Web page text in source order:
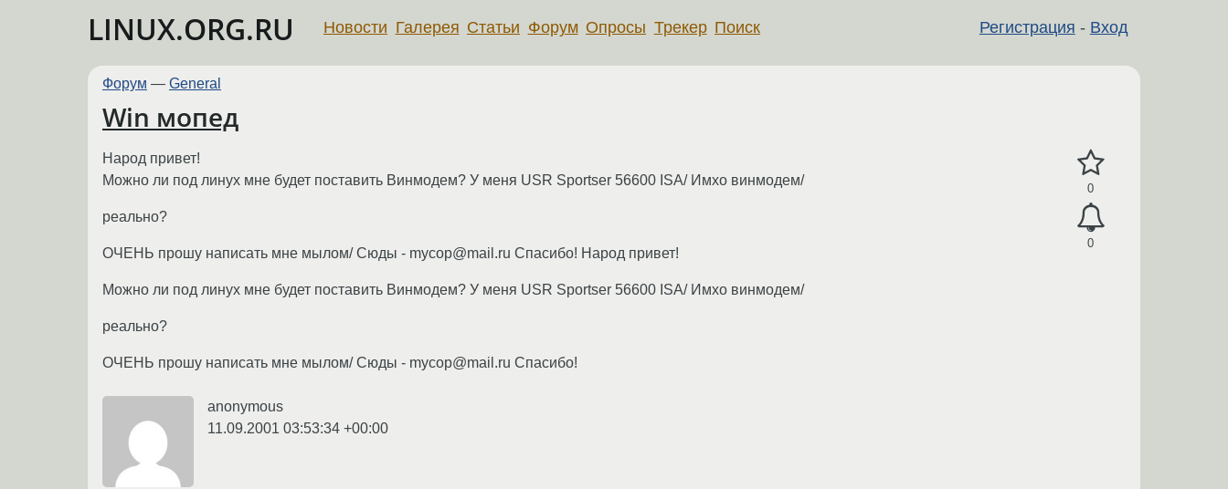
LINUX.ORG.RU Регистрация - Вход
Новости Галерея Статьи Форум Опросы Трекер Поиск
Форум — General
Win мопед
0
0
Народ привет!
Можно ли под линух мне будет поставить Винмодем? У меня USR Sportser 56600 ISA/ Имхо винмодем/
реально?
ОЧЕНЬ прошу написать мне мылом/ Сюды - mycop@mail.ru Спасибо! Народ привет!
Можно ли под линух мне будет поставить Винмодем? У меня USR Sportser 56600 ISA/ Имхо винмодем/
реально?
ОЧЕНЬ прошу написать мне мылом/ Сюды - mycop@mail.ru Спасибо!
anonymous
11.09.2001 03:53:34 +00:00